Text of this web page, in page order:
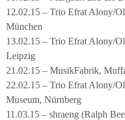
12.02.15 – Trio Efrat Alony/
München
13.02.15 – Trio Efrat Alony/
Leipzig
21.02.15 – MusikFabrik,
22.02.15 – Trio Efrat Alony/
Museum, Nürnberg
11.03.15 – shraeng (Ralph